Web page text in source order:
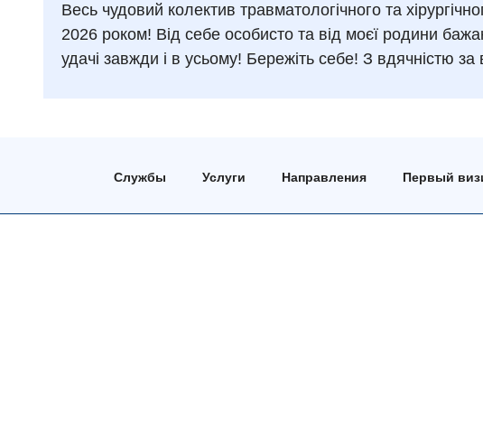
Весь чудовий колектив травматологічного та
2026 роком! Від себе особисто та від моєї родини
удачі завжди і в усьому! Бережіть себе! З вдячністю
Службы Услуги Направления Первый